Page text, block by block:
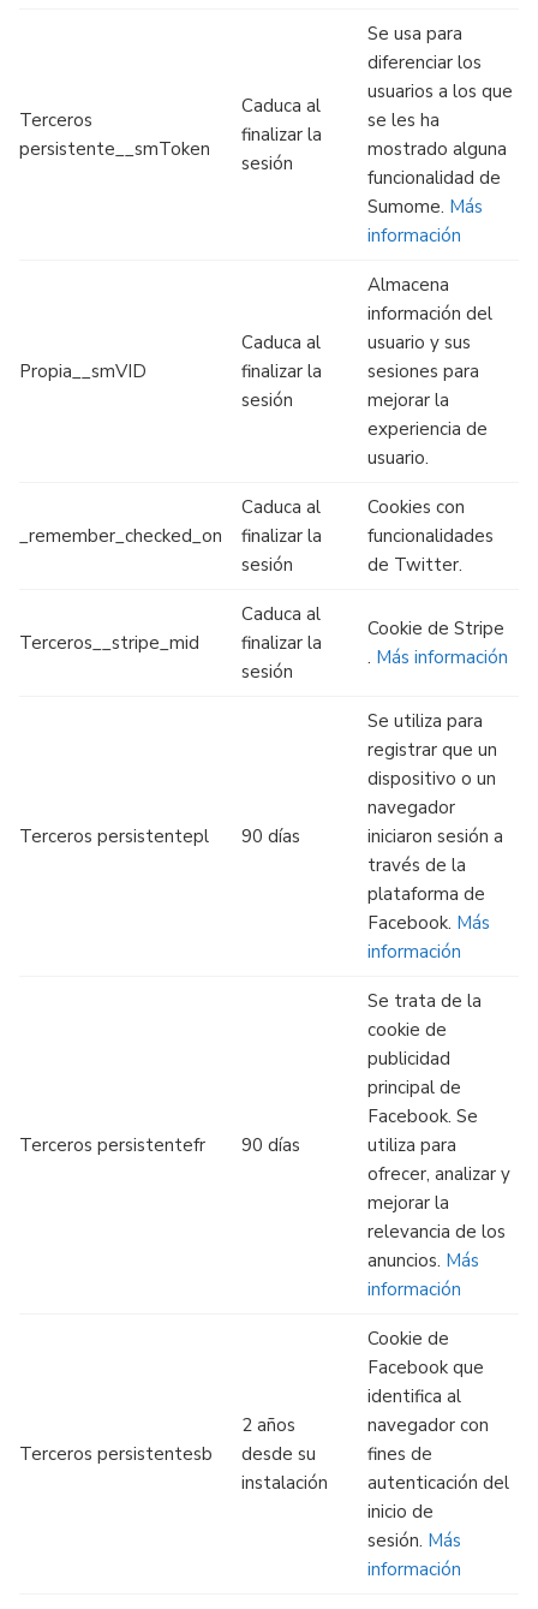
Terceros
persistente__smToken
Caduca al
finalizar la
sesión
Se usa para
diferenciar los
usuarios a los que
se les ha
mostrado alguna
funcionalidad de
Sumome. Más
información
Propia__smVID
Caduca al
finalizar la
sesión
Almacena
información del
usuario y sus
sesiones para
mejorar la
experiencia de
usuario.
_remember_checked_on
Caduca al
finalizar la
sesión
Cookies con
funcionalidades
de Twitter.
Terceros__stripe_mid
Caduca al
finalizar la
sesión
Cookie de Stripe
. Más información
Terceros persistentepl 90 días
Se utiliza para
registrar que un
dispositivo o un
navegador
iniciaron sesión a
través de la
plataforma de
Facebook. Más
información
Terceros persistentefr 90 días
Se trata de la
cookie de
publicidad
principal de
Facebook. Se
utiliza para
ofrecer, analizar y
mejorar la
relevancia de los
anuncios. Más
información
Terceros persistentesb
2 años
desde su
instalación
Cookie de
Facebook que
identifica al
navegador con
fines de
autenticación del
inicio de
sesión. Más
información